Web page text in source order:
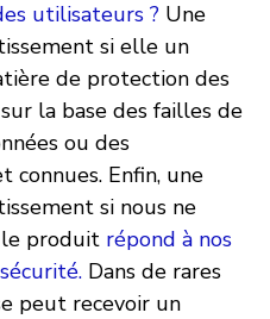
utilisateurs ? Une
si elle un
de protection des
la base des failles de
ou des
connues. Enfin, une
si nous ne
le produit répond à nos
Dans de rares
peut recevoir un